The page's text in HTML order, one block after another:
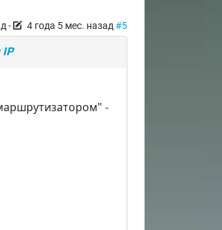
- 4 года 5 мес. назад #5
IP
-